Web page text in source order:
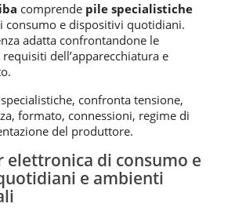
comprende pile specialistiche
consumo e dispositivi quotidiani.
adatta confrontandone le
dell’apparecchiatura e
confronta tensione,
formato, connessioni, regime di
del produttore.
elettronica di consumo e
e ambienti